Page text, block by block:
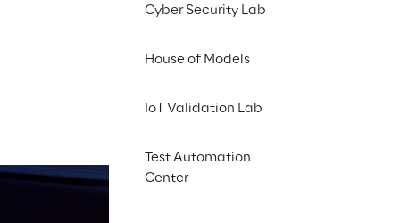
Cyber Security Lab
House of Models
IoT Validation Lab
Test Automation
Center
costruzione
tendenze
di qualsiasi
uniche,